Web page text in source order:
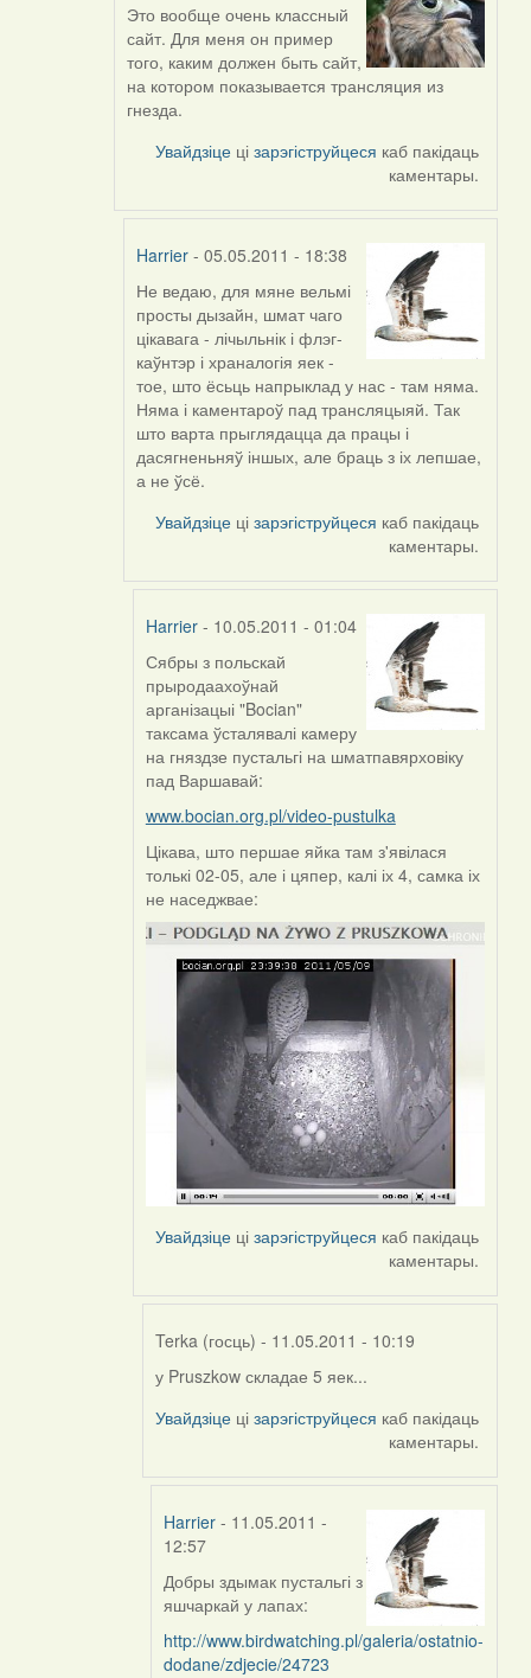
In
reply
to
by
Harrier
Это вообще очень классный
сайт. Для меня он пример
того, каким должен быть сайт,
на котором показывается трансляция из
гнезда.
Увайдзіце цізарэгіструйцеся каб пакідаць
каментары.
Harrier- 05.05.2011 - 18:38
In
reply
to
by
Feather
Не ведаю, для мяне вельмі
просты дызайн, шмат чаго
цікавага - лічыльнік і флэг-
каўнтэр і храналогія яек -
тое, што ёсьць напрыклад у нас - там няма.
Няма і каментароў пад трансляцыяй. Так
што варта прыглядацца да працы і
дасягненьняў іншых, але браць з іх лепшае,
а не ўсё.
Увайдзіце цізарэгіструйцеся каб пакідаць
каментары.
Harrier- 10.05.2011 - 01:04
In
reply
to
by
Harrier
Сябры з польскай
прыродаахоўнай
арганізацыі "Bocian"
таксама ўсталявалі камеру
на гняздзе пустальгі на шматпавярховіку
пад Варшавай:
www.bocian.org.pl/video-pustulka
Цікава, што першае яйка там з'явілася
толькі 02-05, але і цяпер, калі іх 4, самка іх
не наседжвае:
Увайдзіце цізарэгіструйцеся каб пакідаць
каментары.
Terka (госць) - 11.05.2011 - 10:19
In
reply
Harrier
у Pruszkow складае 5 яек...
Увайдзіце цізарэгіструйцеся каб пакідаць
каментары.
Harrier - 11.05.2011 -
12:57
In
reply
to
by
Добры здымак пустальгі з
яшчаркай у лапах:
http://www.birdwatching.pl/galeria/ostatnio-
dodane/zdjecie/24723